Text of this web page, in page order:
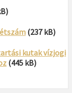
(237 kB)
kutak vízjogi
(445 kB)